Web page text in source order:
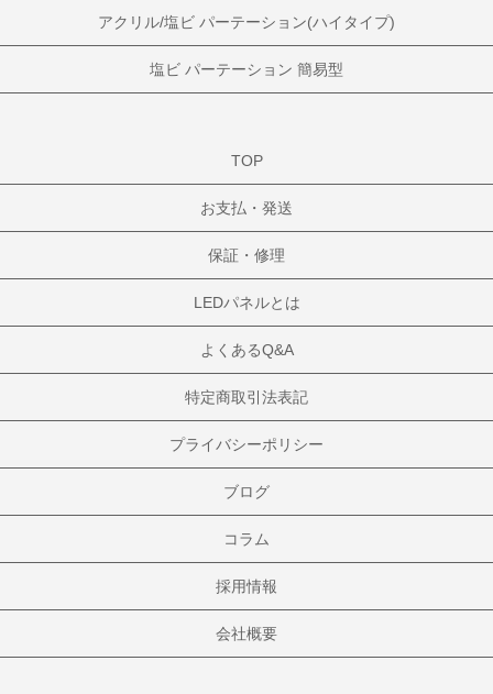
アクリル/塩ビ パーテーション(ハイタイプ)
塩ビ パーテーション 簡易型
TOP
お支払・発送
保証・修理
LEDパネルとは
よくあるQ&A
特定商取引法表記
プライバシーポリシー
ブログ
コラム
採用情報
会社概要